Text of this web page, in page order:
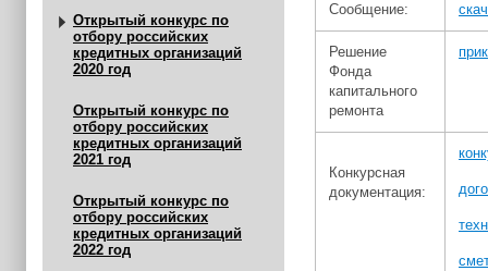
Открытый конкурс по
отбору российских
кредитных организаций
2020 год
Открытый конкурс по
отбору российских
кредитных организаций
2021 год
Открытый конкурс по
отбору российских
кредитных организаций
2022 год
Сообщение:
Решение
Фонда
капитального
ремонта
Конкурсная
документация: